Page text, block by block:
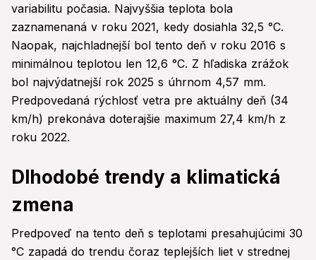
variabilitu počasia. Najvyššia teplota bola
zaznamenaná v roku 2021, kedy dosiahla 32,5 °C.
Naopak, najchladnejší bol tento deň v roku 2016 s
minimálnou teplotou len 12,6 °C. Z hľadiska zrážok
bol najvýdatnejší rok 2025 s úhrnom 4,57 mm.
Predpovedaná rýchlosť vetra pre aktuálny deň (34
km/h) prekonáva doterajšie maximum 27,4 km/h z
roku 2022.
Dlhodobé trendy a klimatická
zmena
Predpoveď na tento deň s teplotami presahujúcimi 30
°C zapadá do trendu čoraz teplejších liet v strednej